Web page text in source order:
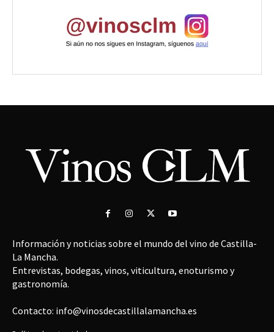
Información y noticias sobre el mundo del vino de Castilla-
La Mancha.
Entrevistas, bodegas, vinos, viticultura, enoturismo y
gastronomía.
Contacto: info@vinosdecastillalamancha.es